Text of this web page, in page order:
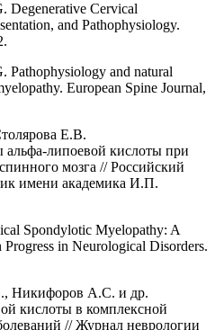
Degenerative Cervical
and Pathophysiology.
Pathophysiology and natural
European Spine Journal,
Е.В.
липоевой кислоты при
мозга // Российский
имени академика И.П.
Spondylotic Myelopathy: A
in Neurological Disorders.
Никифоров А.С. и др.
кислоты в комплексной
// Журнал неврологии